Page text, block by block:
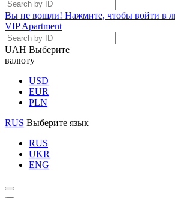
Вы не вошли! Нажмите, чтобы войти в
VIP Apartment
UAH Выберите
валюту
USD
EUR
PLN
RUS Выберите язык
RUS
UKR
ENG